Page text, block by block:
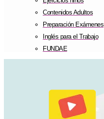
Contenidos Adultos
Preparación Exámenes
Inglés para el Trabajo
FUNDAE